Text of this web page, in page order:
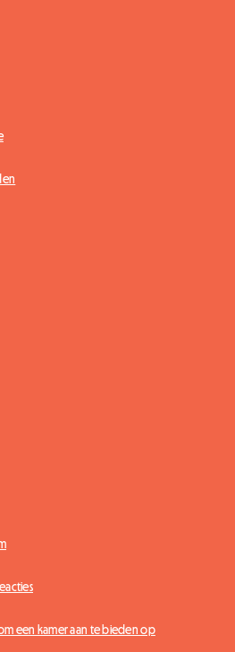
een kamer aan te bieden op